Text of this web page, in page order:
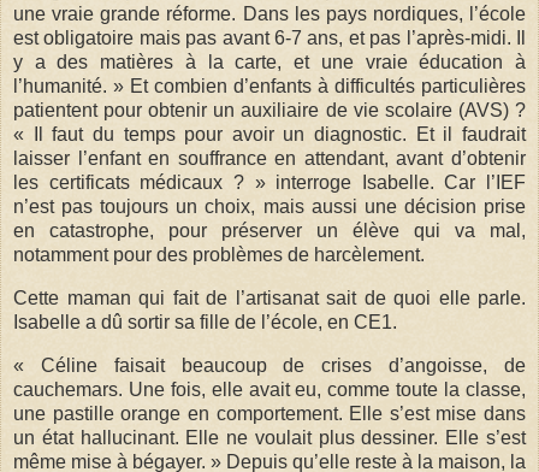
une vraie grande réforme. Dans les pays nordiques, l’école
est obligatoire mais pas avant 6-7 ans, et pas l’après-midi. Il
y a des matières à la carte, et une vraie éducation à
l’humanité. » Et combien d’enfants à difficultés particulières
patientent pour obtenir un auxiliaire de vie scolaire (AVS) ?
« Il faut du temps pour avoir un diagnostic. Et il faudrait
laisser l’enfant en souffrance en attendant, avant d’obtenir
les certificats médicaux ? » interroge Isabelle. Car l’IEF
n’est pas toujours un choix, mais aussi une décision prise
en catastrophe, pour préserver un élève qui va mal,
notamment pour des problèmes de harcèlement.
Cette maman qui fait de l’artisanat sait de quoi elle parle.
Isabelle a dû sortir sa fille de l’école, en CE1.
« Céline faisait beaucoup de crises d’angoisse, de
cauchemars. Une fois, elle avait eu, comme toute la classe,
une pastille orange en comportement. Elle s’est mise dans
un état hallucinant. Elle ne voulait plus dessiner. Elle s’est
même mise à bégayer. » Depuis qu’elle reste à la maison, la